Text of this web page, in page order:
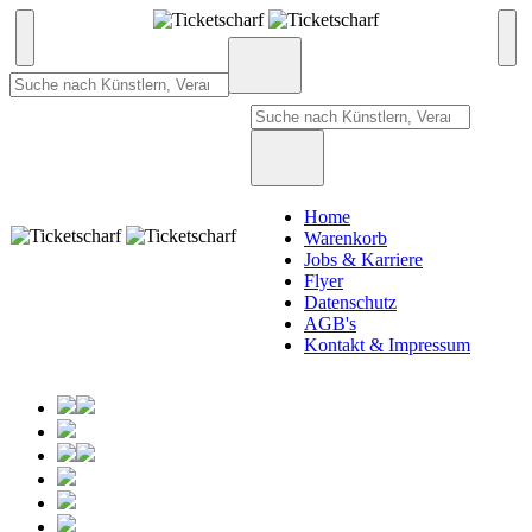
Home
Warenkorb
Jobs & Karriere
Flyer
Datenschutz
AGB's
Kontakt & Impressum